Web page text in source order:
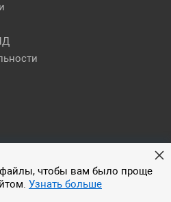
чтобы вам было проще
Узнать больше